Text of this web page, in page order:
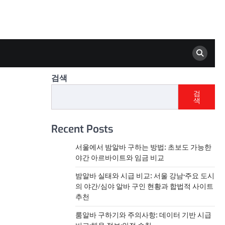
검색
검
색
Recent Posts
서울에서 밤알바 구하는 방법: 초보도 가능한
야간 아르바이트와 임금 비교
밤알바 실태와 시급 비교: 서울 강남·주요 도시
의 야간/심야 알바 구인 현황과 합법적 사이트
추천
룸알바 구하기와 주의사항: 데이터 기반 시급